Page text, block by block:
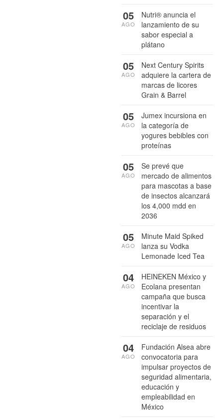
Nutri® anuncia el
lanzamiento de su
sabor especial a
plátano
05
AGO
Next Century Spirits
adquiere la cartera de
marcas de licores
Grain & Barrel
05
AGO
Jumex incursiona en
la categoría de
yogures bebibles con
proteínas
05
AGO
Se prevé que
mercado de alimentos
para mascotas a base
de insectos alcanzará
los 4,000 mdd en
2036
05
AGO
Minute Maid Spiked
lanza su Vodka
Lemonade Iced Tea
05
AGO
HEINEKEN México y
Ecolana presentan
campaña que busca
incentivar la
separación y el
reciclaje de residuos
04
AGO
Fundación Alsea abre
convocatoria para
impulsar proyectos de
seguridad alimentaria,
educación y
empleabilidad en
México
04
AGO